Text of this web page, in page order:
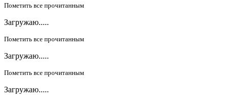
Пометить все прочитанным
Загружаю.....
Пометить все прочитанным
Загружаю.....
Пометить все прочитанным
Загружаю.....